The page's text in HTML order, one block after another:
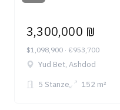
3,300,000 ₪
$1,098,900 · €953,700
Yud Bet, Ashdod
5 Stanze
152 m²